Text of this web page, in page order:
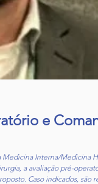
e
Medicina Interna/Medicina
a avaliação pré-
Caso indicados, são